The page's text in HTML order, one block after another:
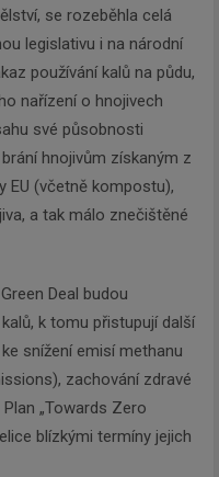
se rozeběhla celá
legislativu i na národní
používání kalů na půdu,
nařízení o hnojivech
své působnosti
hnojivům získaným z
EU (včetně kompostu),
a tak málo znečištěné
Deal budou
k tomu přistupují další
snížení emisí methanu
zachování zdravé
„Towards Zero
blízkými termíny jejich